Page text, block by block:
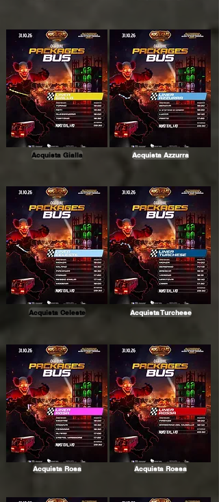
Acquista Gialla Acquista Azzurra
Acquista Celeste Acquista Turchese
Acquista Rosa Acquista Rossa